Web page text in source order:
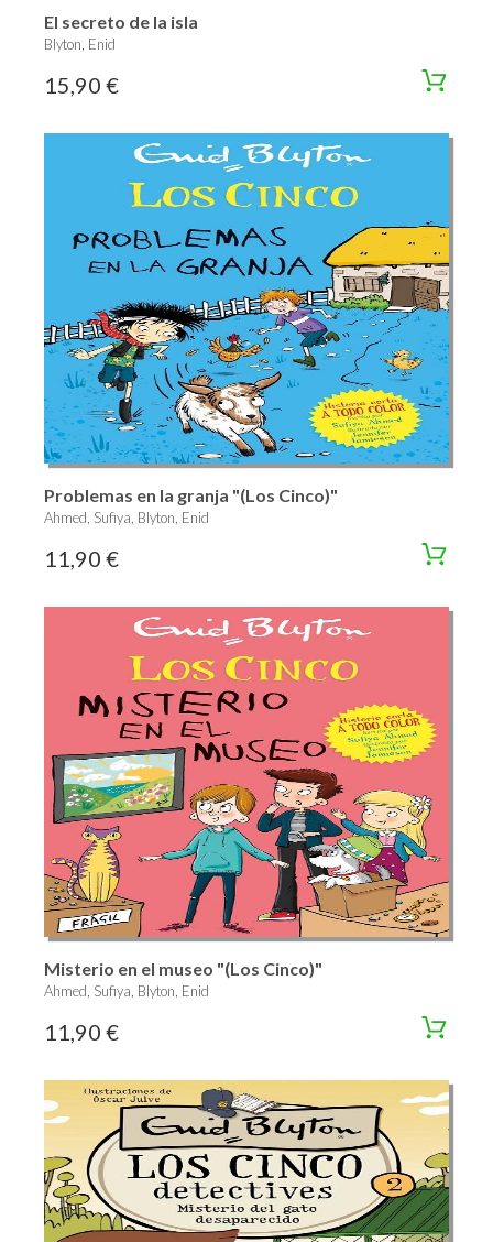
El secreto de la isla
Blyton, Enid
15,90 €
Problemas en la granja "(Los Cinco)"
Ahmed, Sufiya, Blyton, Enid
11,90 €
Misterio en el museo "(Los Cinco)"
Ahmed, Sufiya, Blyton, Enid
11,90 €